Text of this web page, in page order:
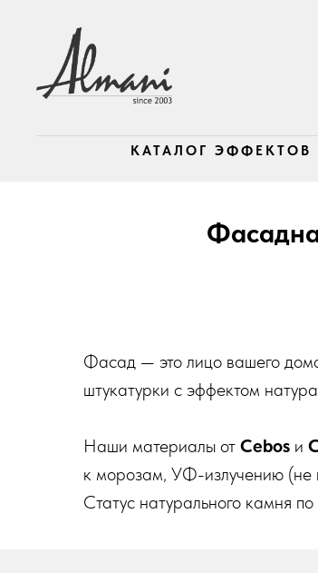
КАТАЛОГ ЭФФЕКТОВ
Фасад — это лицо вашего
штукатурки с эффектом
Наши материалы от Cebos и
к морозам, УФ-излучению (не
Статус натурального камня